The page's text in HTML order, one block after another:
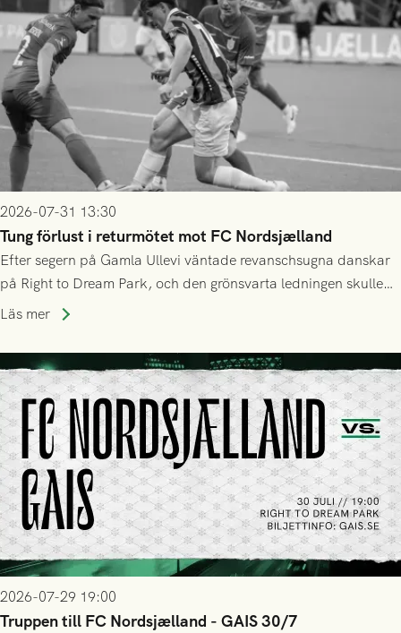
2026-07-31 13:30
Tung förlust i returmötet mot FC Nordsjælland
Efter segern på Gamla Ullevi väntade revanschsugna danskar
på Right to Dream Park, och den grönsvarta ledningen skulle
upphöra efter mindre än kvarten spelad. På lika mark visade
tennissiffror och det grönsvarta europaäventyret tog slut.
Läs mer
2026-07-29 19:00
Truppen till FC Nordsjælland - GAIS 30/7